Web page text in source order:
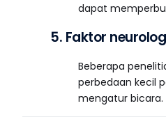
dapat
5. Faktor
Beberapa
perbedaan kecil
mengatur bicara.